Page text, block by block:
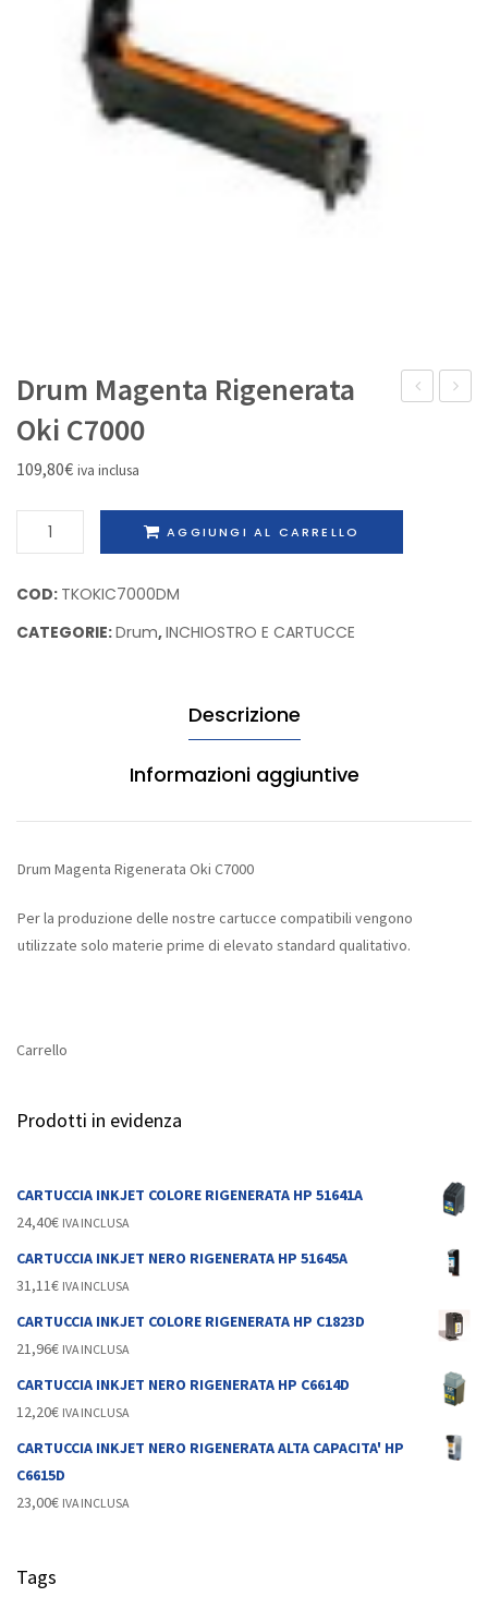
IL MIO ACCOUNT
42804514
Drum Magenta Rigenerata
Oki C7000
109,80€ iva inclusa
Drum
Magenta
Oki
C7000
AGGIUNGI AL CARRELLO
COD: TKOKIC7000DM
CATEGORIE:Drum,INCHIOSTRO E CARTUCCE
Descrizione
Informazioni aggiuntive
Drum Magenta Rigenerata Oki C7000
Per la produzione delle nostre cartucce compatibili vengono
utilizzate solo materie prime di elevato standard qualitativo.
Carrello
Prodotti in evidenza
CARTUCCIA INKJET COLORE RIGENERATA HP 51641A
24,40€ IVA INCLUSA
CARTUCCIA INKJET NERO RIGENERATA HP 51645A
31,11€ IVA INCLUSA
CARTUCCIA INKJET COLORE RIGENERATA HP C1823D
21,96€ IVA INCLUSA
CARTUCCIA INKJET NERO RIGENERATA HP C6614D
12,20€ IVA INCLUSA
CARTUCCIA INKJET NERO RIGENERATA ALTA CAPACITA' HP
C6615D
23,00€ IVA INCLUSA
Tags